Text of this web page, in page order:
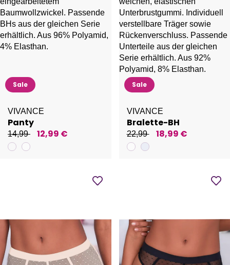
Sale
VIVANCE
Panty
14,99 12,99 €
Sale
VIVANCE
Bralette-BH
22,99 18,99 €